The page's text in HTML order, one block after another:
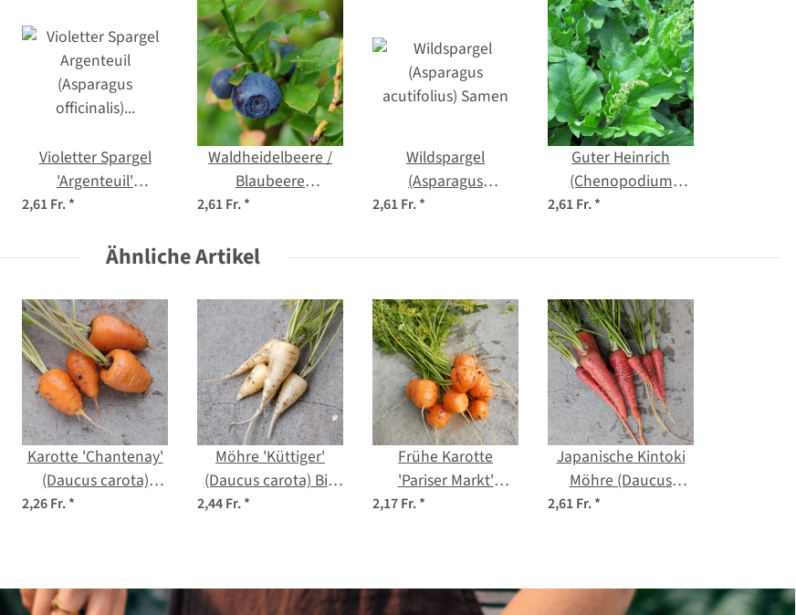
Violetter Spargel
'Argenteuil'
(Asparagus
Saatgut
2,61 Fr.*
Waldheidelbeere /
Blaubeere
(Vaccinium myrtillus)
2,61 Fr.*
Wildspargel
(Asparagus
acutifolius) Samen
2,61 Fr.*
Guter Heinrich
(Chenopodium
bonus-henricus) Bio
2,61 Fr.*
Ähnliche Artikel
Karotte 'Chantenay'
(Daucus carota)
Samen
2,26 Fr.*
Möhre 'Küttiger'
(Daucus carota) Bio
Saatgut
2,44 Fr.*
Frühe Karotte
'Pariser Markt'
(Daucus carota)
2,17 Fr.*
Japanische Kintoki
Möhre (Daucus
carota) Samen
2,61 Fr.*